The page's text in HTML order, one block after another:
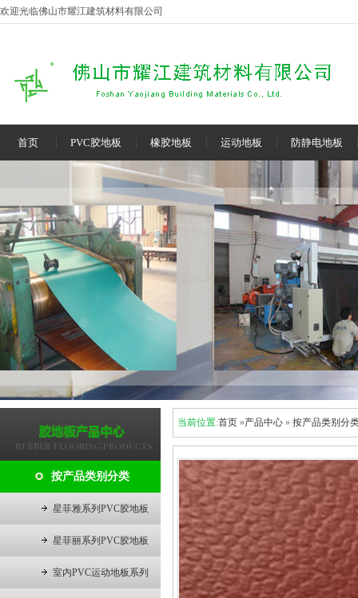
欢迎光临佛山市耀江建筑材料有限公司
首页 PVC胶地板 橡胶地板 运动地板 防静电地板
按产品类别分类
星菲雅系列PVC胶地板
星菲丽系列PVC胶地板
室内PVC运动地板系列
当前位置:首页 »产品中心 » 按产品类别分